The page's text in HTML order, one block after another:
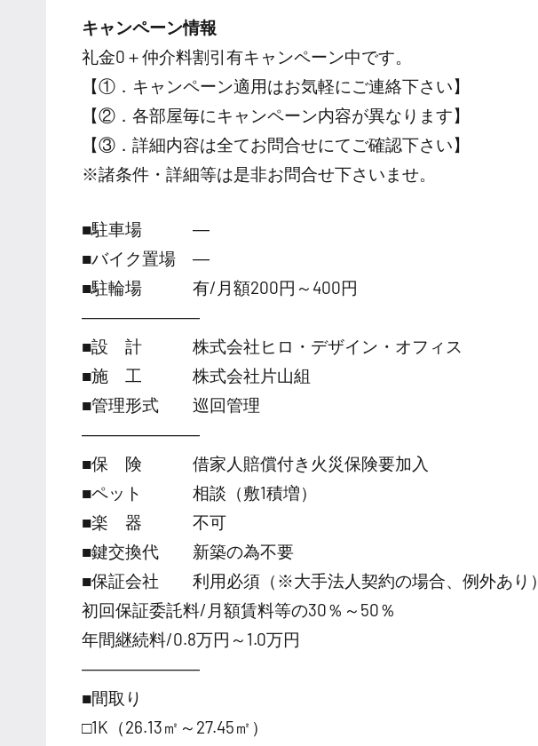
キャンペーン情報
礼金0 ＋仲介料割引有キャンペーン中です。
【①．キャンペーン適用はお気軽にご連絡下さい】
【②．各部屋毎にキャンペーン内容が異なります】
【③．詳細内容は全てお問合せにてご確認下さい】
※諸条件・詳細等は是非お問合せ下さいませ。
■駐車場 ―
■バイク置場 ―
■駐輪場 有/月額200円～400円
―――――――
■設 計 株式会社ヒロ・デザイン・オフィス
■施 工 株式会社片山組
■管理形式 巡回管理
―――――――
■保 険 借家人賠償付き火災保険要加入
■ペット 相談（敷1積増）
■楽 器 不可
■鍵交換代 新築の為不要
■保証会社 利用必須（※大手法人契約の場合、例外あり）
初回保証委託料/月額賃料等の30％～50％
年間継続料/0.8万円～1.0万円
―――――――
■間取り
□1K（26.13㎡～27.45㎡）